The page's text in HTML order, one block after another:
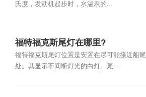
氏度，发动机起步时，水温表的...
福特福克斯尾灯在哪里?
福特福克斯尾灯位置是安置在尽可能接近船尾
处。其显示不间断灯光的白灯。尾...